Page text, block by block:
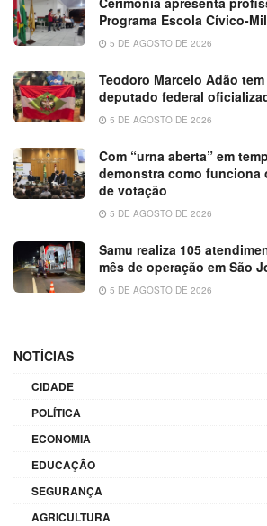
Programa Escola Cívico-
5 DE AGOSTO DE 2026
Teodoro Marcelo Adão
deputado federal
5 DE AGOSTO DE 2026
Com “urna aberta” em
demonstra como funciona
de votação
5 DE AGOSTO DE 2026
Samu realiza 105
mês de operação em São
5 DE AGOSTO DE 2026
NOTÍCIAS
CIDADE
POLÍTICA
ECONOMIA
EDUCAÇÃO
SEGURANÇA
AGRICULTURA